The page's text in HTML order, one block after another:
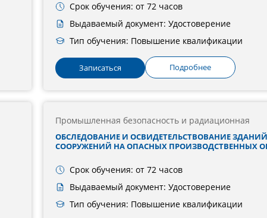
Срок обучения: от 72 часов
Выдаваемый документ: Удостоверение
Тип обучения: Повышение квалификации
Записаться Подробнее
Промышленная безопасность и радиационная
ОБСЛЕДОВАНИЕ И ОСВИДЕТЕЛЬСТВОВАНИЕ
СООРУЖЕНИЙ НА ОПАСНЫХ ПРОИЗВОДСТВЕННЫХ
Срок обучения: от 72 часов
Выдаваемый документ: Удостоверение
Тип обучения: Повышение квалификации